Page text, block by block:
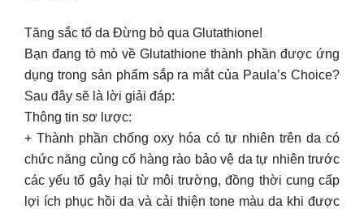
Tăng sắc tố da Đừng bỏ qua Glutathione!
Bạn đang tò mò về Glutathione thành phần được ứng
dụng trong sản phẩm sắp ra mắt của Paula’s Choice?
Sau đây sẽ là lời giải đáp:
Thông tin sơ lược:
+ Thành phần chống oxy hóa có tự nhiên trên da có
chức năng củng cố hàng rào bảo vệ da tự nhiên trước
các yếu tố gây hại từ môi trường, đồng thời cung cấp
lợi ích phục hồi da và cải thiện tone màu da khi được